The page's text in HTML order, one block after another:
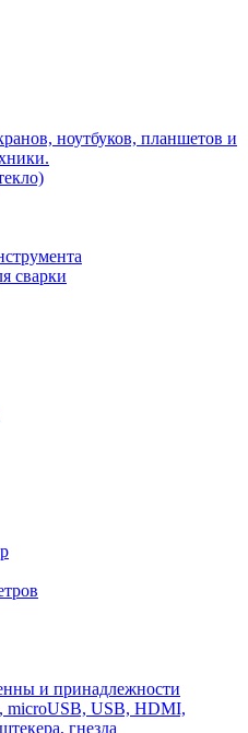
ноутбуков, планшетов и
сварки
и принадлежности
microUSB, USB, HDMI,
гнезда